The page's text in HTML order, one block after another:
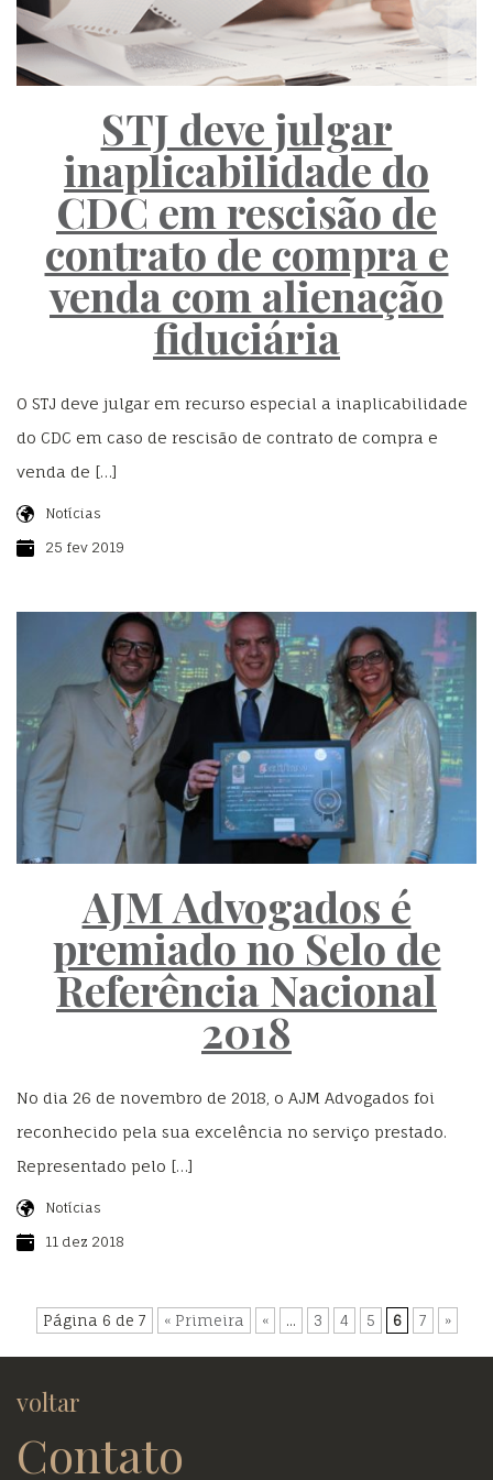
STJ deve julgar
inaplicabilidade do
CDC em rescisão de
contrato de compra e
venda com alienação
fiduciária
O STJ deve julgar em recurso especial a inaplicabilidade
do CDC em caso de rescisão de contrato de compra e
venda de […]
Notícias
25 fev 2019
AJM Advogados é
premiado no Selo de
Referência Nacional
2018
No dia 26 de novembro de 2018, o AJM Advogados foi
reconhecido pela sua excelência no serviço prestado.
Representado pelo […]
Notícias
11 dez 2018
Página 6 de 7 « Primeira « ... 3 4 5 6 7 »
voltar
Contato